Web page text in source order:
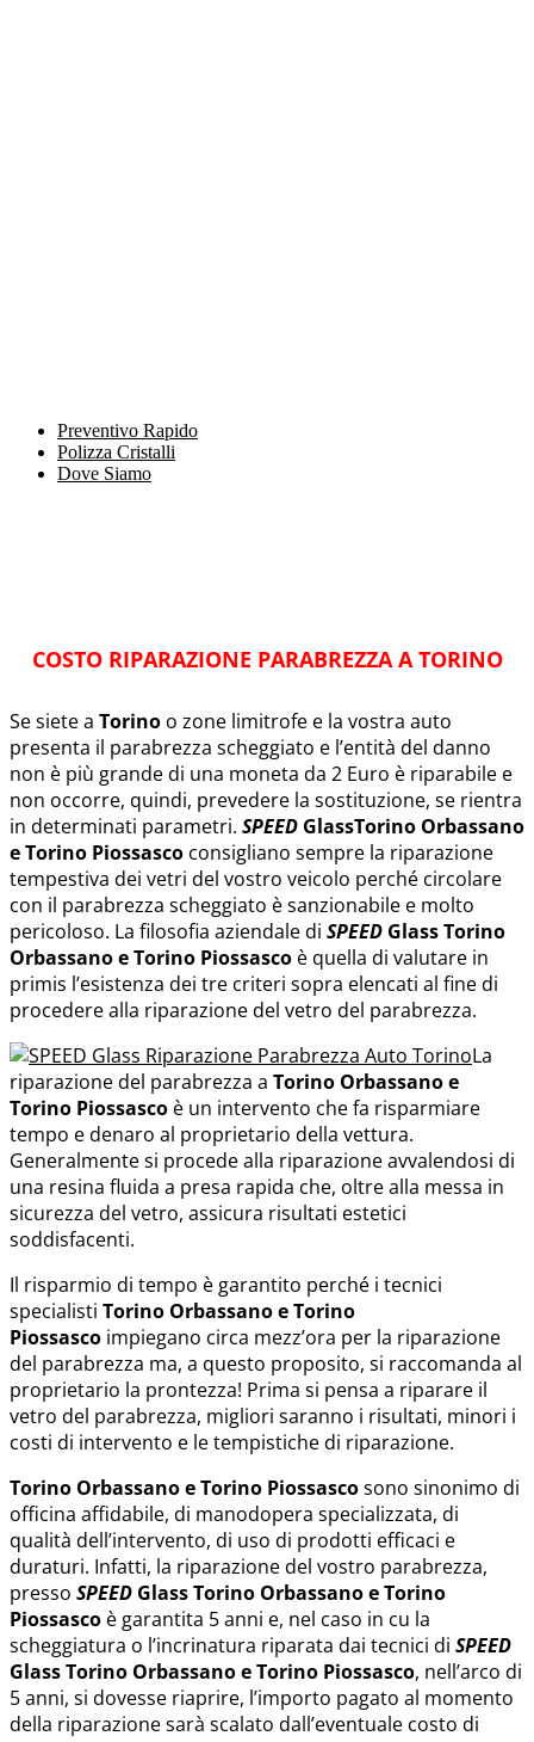
Preventivo Rapido
Polizza Cristalli
Dove Siamo
COSTO RIPARAZIONE PARABREZZA A TORINO
Se siete a Torino o zone limitrofe e la vostra auto
presenta il parabrezza scheggiato e l’entità del danno
non è più grande di una moneta da 2 Euro è riparabile e
non occorre, quindi, prevedere la sostituzione, se rientra
in determinati parametri. SPEED GlassTorino Orbassano
e Torino Piossasco consigliano sempre la riparazione
tempestiva dei vetri del vostro veicolo perché circolare
con il parabrezza scheggiato è sanzionabile e molto
pericoloso. La filosofia aziendale di SPEED GlassTorino
Orbassano e Torino Piossasco è quella di valutare in
primis l’esistenza dei tre criteri sopra elencati al fine di
procedere alla riparazione del vetro del parabrezza.
La
riparazione del parabrezza a Torino Orbassano e
Torino Piossasco è un intervento che fa risparmiare
tempo e denaro al proprietario della vettura.
Generalmente si procede alla riparazione avvalendosi di
una resina fluida a presa rapida che, oltre alla messa in
sicurezza del vetro, assicura risultati estetici
soddisfacenti.
Il risparmio di tempo è garantito perché i tecnici
specialisti Torino Orbassano e Torino
Piossasco impiegano circa mezz’ora per la riparazione
del parabrezza ma, a questo proposito, si raccomanda al
proprietario la prontezza! Prima si pensa a riparare il
vetro del parabrezza, migliori saranno i risultati, minori i
costi di intervento e le tempistiche di riparazione.
Torino Orbassano e Torino Piossascosono sinonimo di
officina affidabile, di manodopera specializzata, di
qualità dell’intervento, di uso di prodotti efficaci e
duraturi. Infatti, la riparazione del vostro parabrezza,
presso SPEED GlassTorino Orbassano e Torino
Piossasco è garantita 5 anni e, nel caso in cu la
scheggiatura o l’incrinatura riparata dai tecnici di SPEED
GlassTorino Orbassano e Torino Piossasco, nell’arco di
5 anni, si dovesse riaprire, l’importo pagato al momento
della riparazione sarà scalato dall’eventuale costo di